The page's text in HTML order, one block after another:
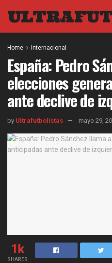
Home Internacional
España: Pedro
elecciones
ante declive de
by Ultrafutbolistas mayo 29,
1k
SHARES